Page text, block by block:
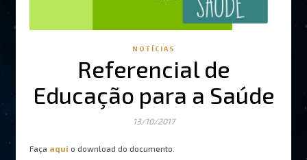
NOTÍCIAS
Referencial de
Educação para a Saúde
13/10/2017
Faça aqui o download do documento.